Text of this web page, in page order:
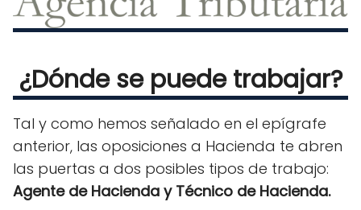
¿Dónde se puede trabajar?
Tal y como hemos señalado en el epígrafe
anterior, las oposiciones a Hacienda te abren
las puertas a dos posibles tipos de trabajo:
Agente de Hacienda y Técnico de Hacienda.